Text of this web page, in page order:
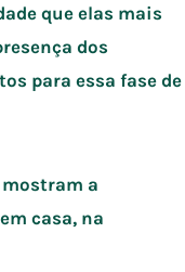
que elas mais
dos
para essa fase de
a
casa, na